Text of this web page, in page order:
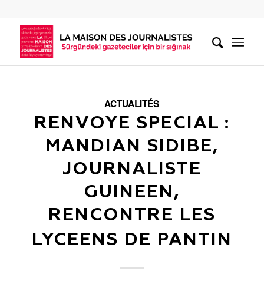
ACTUALITÉS
RENVOYE SPECIAL :
MANDIAN SIDIBE,
JOURNALISTE
GUINEEN,
RENCONTRE LES
LYCEENS DE PANTIN